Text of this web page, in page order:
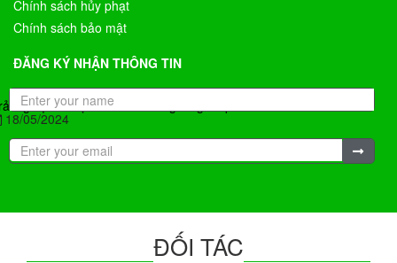
nghiệm du lịch Úc mùa đông có gì hấp dẫn?
18/05/2024
Chính sách hủy phạt
Chính sách bảo mật
ĐĂNG KÝ NHẬN THÔNG TIN
ĐỐI TÁC